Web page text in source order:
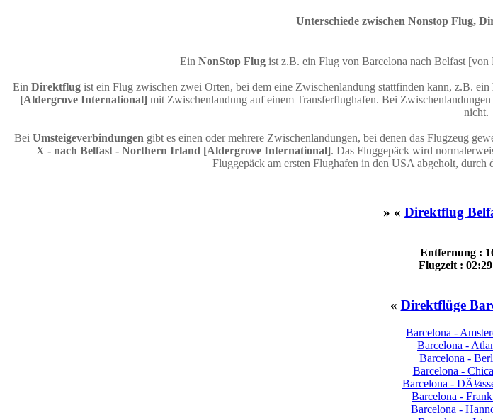
Unterschiede zwischen Nonstop Flug,
Ein NonStop Flug ist z.B. ein Flug von Barcelona nach Belfast
Ein Direktflugist ein Flug zwischen zwei Orten, bei dem eine Zwischenlandung stattfinden kann, z.B. ein
[Aldergrove International] mit Zwischenlandung auf einem Transferflughafen. Bei
nicht.
Bei Umsteigeverbindungen gibt es einen oder mehrere Zwischenlandungen, bei denen das Flugzeug
X - nach Belfast - Northern Irland [Aldergrove International]. Das Fluggepäck wird
Fluggepäck am ersten Flughafen in den USA abgeholt,
» « Direktflug
Entfernung :
Flugzeit : 02:29
« Direktflüge
Barcelona -
Barcelona -
Barcelona -
Barcelona -
Barcelona -
Barcelona -
Barcelona -